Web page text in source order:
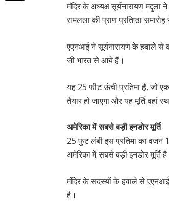
मंदिर के अध्यक्ष सूर्यनारायण
रामलला की प्राण प्रतिष्ठा
एएनआई ने सूर्यनारायण के हवाले से
जी भारत से आये हैं।
यह 25 फीट ऊंची प्रतिमा है, जो
तैयार हो जाएगा और यह मूर्ति वहां
अमेरिका में सबसे बड़ी इनडोर मूर्ति
25 फुट लंबी इस प्रतिमा का वजन
अमेरिका में सबसे बड़ी इनडोर मूर्ति
मंदिर के सदस्यों के हवाले से एएनआई
है।